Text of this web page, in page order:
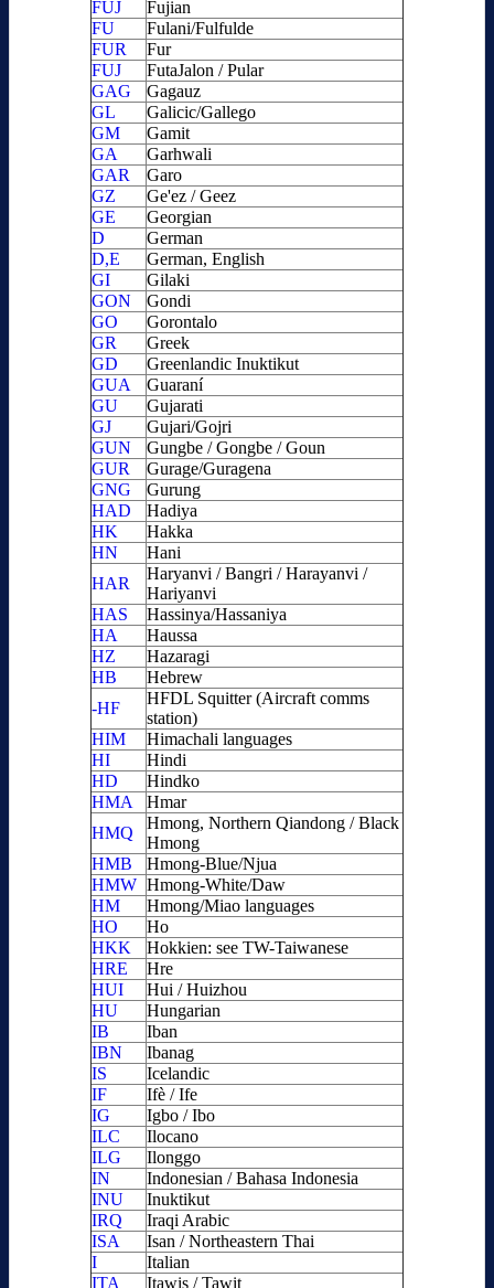
FUJ
Fujian
FU
Fulani/Fulfulde
FUR
Fur
FUJ
FutaJalon / Pular
GAG
Gagauz
GL
Galicic/Gallego
GM
Gamit
GA
Garhwali
GAR
Garo
GZ
Ge'ez / Geez
GE
Georgian
D
German
D,E
German, English
GI
Gilaki
GON
Gondi
GO
Gorontalo
GR
Greek
GD
Greenlandic Inuktikut
GUA
Guaraní
GU
Gujarati
GJ
Gujari/Gojri
GUN
Gungbe / Gongbe / Goun
GUR
Gurage/Guragena
GNG
Gurung
HAD
Hadiya
HK
Hakka
HN
Hani
HAR
Haryanvi / Bangri / Harayanvi /
Hariyanvi
HAS
Hassinya/Hassaniya
HA
Haussa
HZ
Hazaragi
HB
Hebrew
-HF
HFDL Squitter (Aircraft comms
station)
HIM
Himachali languages
HI
Hindi
HD
Hindko
HMA
Hmar
HMQ
Hmong, Northern Qiandong / Black
Hmong
HMB
Hmong-Blue/Njua
HMW Hmong-White/Daw
HM
Hmong/Miao languages
HO
Ho
HKK
Hokkien: see TW-Taiwanese
HRE
Hre
HUI
Hui / Huizhou
HU
Hungarian
IB
Iban
IBN
Ibanag
IS
Icelandic
IF
Ifè / Ife
IG
Igbo / Ibo
ILC
Ilocano
ILG
Ilonggo
IN
Indonesian / Bahasa Indonesia
INU
Inuktikut
IRQ
Iraqi Arabic
ISA
Isan / Northeastern Thai
I
Italian
ITA
Itawis / Tawit